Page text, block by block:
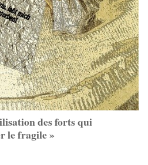
des forts qui
le fragile »